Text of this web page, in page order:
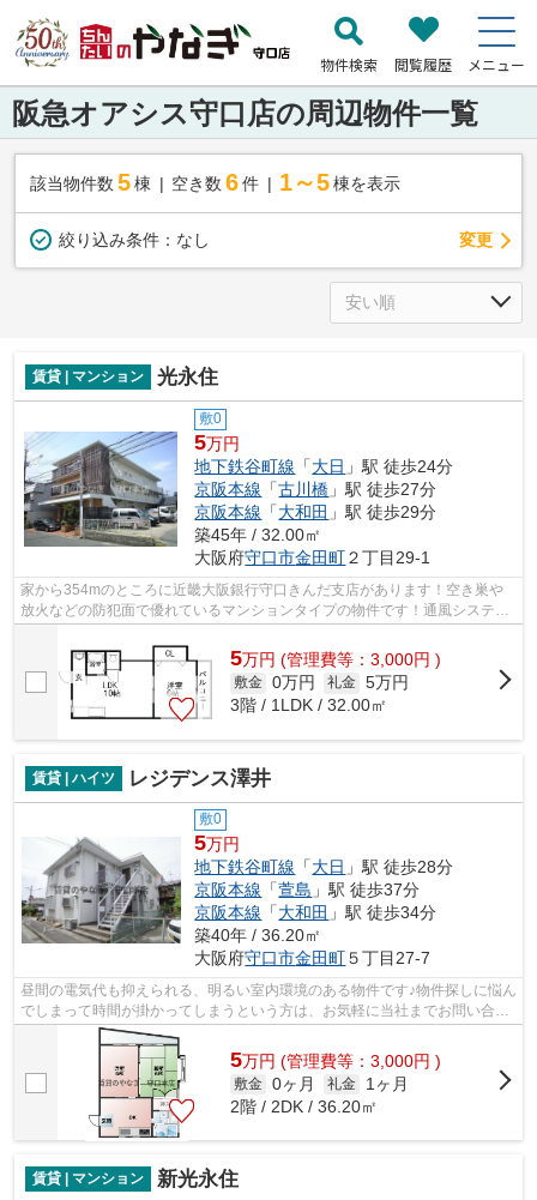
物件検索 閲覧履歴 メニュー
阪急オアシス守口店の周辺物件一覧
該当物件数 5棟 空き数 6 件 1～5 棟を表示
絞り込み条件： なし 変更
賃貸 | マンション 光永住
敷0
5万円
地下鉄谷町線 「大日 」駅 徒歩24分
京阪本線 「古川橋 」駅 徒歩27分
京阪本線 「大和田 」駅 徒歩29分
築45年 / 32.00㎡
大阪府守口市金田町２丁目29-1
家から354mのところに近畿大阪銀行守口きんだ支店があります！空き巣や
放火などの防犯面で優れているマンションタイプの物件です！通風システム
が整った、住環境の良い安心の物件です...
5万円 (管理費等：3,000円 )
敷金 0万円 礼金 5万円
3階 / 1LDK / 32.00㎡
賃貸 | ハイツ レジデンス澤井
敷0
5万円
地下鉄谷町線 「大日 」駅 徒歩28分
京阪本線 「萱島 」駅 徒歩37分
京阪本線 「大和田 」駅 徒歩34分
築40年 / 36.20㎡
大阪府守口市金田町５丁目27-7
昼間の電気代も抑えられる、明るい室内環境のある物件です♪物件探しに悩ん
でしまって時間が掛かってしまうという方は、お気軽に当社までお問い合わ
せください♪スタッフがサポートさせ...
5万円 (管理費等：3,000円 )
敷金 0ヶ月 礼金
1ヶ月
2階 / 2DK / 36.20㎡
賃貸 | マンション 新光永住